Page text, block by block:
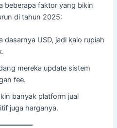
beberapa faktor yang bikin
di tahun 2025:
dasarnya USD, jadi kalo rupiah
mereka update sistem
fee.
banyak platform jual
juga harganya.